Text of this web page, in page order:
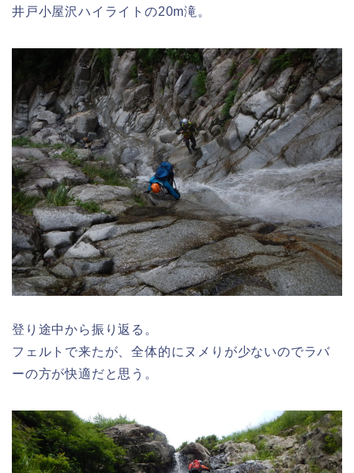
井戸小屋沢ハイライトの20m滝。
登り途中から振り返る。
フェルトで来たが、全体的にヌメりが少ないのでラバ
ーの方が快適だと思う。